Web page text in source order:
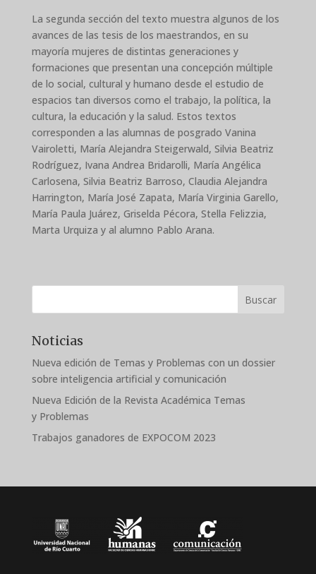
La segunda sección del texto muestra algunos de los
avances de las tesis de los maestrandos, en su
mayoría mujeres de distintas generaciones y
formaciones que presentan una concepción múltiple
de lo social, cultural y humano desde el estudio de
espacios tan diversos como el trabajo, la política, la
cultura, la educación y la salud. Estos textos
corresponden a las alumnas de posgrado Vanina
Vairoletti, María Alejandra Steigerwald, Silvia Beatriz
Rodríguez, Ivana Andrea Bridarolli, María Angélica
Carlosena, Silvia Beatriz Barroso, Claudia Alejandra
Harrington, María José Zapata, María Virginia Garello,
María Paula Juárez, Griselda Pécora, Stella Felizzia,
Marta Urquiza y al alumno Pablo Arana.
Buscar
Noticias
Nueva edición de Temas y Problemas con un dossier
sobre inteligencia artificial y comunicación
Nueva Edición de la Revista Académica Temas
y Problemas
Trabajos ganadores de EXPOCOM 2023